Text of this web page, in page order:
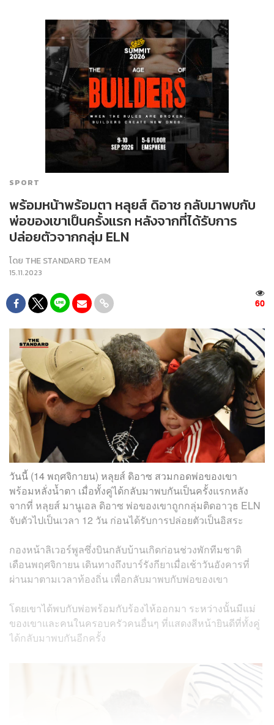
SPORT
พร้อมหน้าพร้อมตา หลุยส์ ดิอาซ กลับมาพบกับ
พ่อของเขาเป็นครั้งแรก หลังจากที่ได้รับการ
ปล่อยตัวจากกลุ่ม ELN
โดย THE STANDARD TEAM
15.11.2023
60
วันนี้ (14 พฤศจิกายน) หลุยส์ ดิอาซ สวมกอดพ่อของเขา
พร้อมหลั่งน้ำตา เมื่อทั้งคู่ได้กลับมาพบกันเป็นครั้งแรกหลัง
จากที่ หลุยส์ มานูเอล ดิอาซ พ่อของเขาถูกกลุ่มติดอาวุธ ELN
จับตัวไปเป็นเวลา 12 วัน ก่อนได้รับการปล่อยตัวเป็นอิสระ
กองหน้าลิเวอร์พูลซึ่งบินกลับบ้านเกิดก่อนช่วงพักทีมชาติ
เดือนพฤศจิกายน เดินทางถึงบาร์รังกียาเมื่อเช้าวันอังคารที่
ผ่านมาตามเวลาท้องถิ่น เพื่อกลับมาพบกับพ่อของเขา
โดยเขาได้พบกับพ่อพร้อมกับร้องไห้ออกมา ระหว่างนั้นมีแม่
ของเขาและคนในครอบครัวคนอื่นๆ ที่แสดงสีหน้ายินดีที่ทั้งคู่
ได้กลับมาพบกันอีกครั้ง